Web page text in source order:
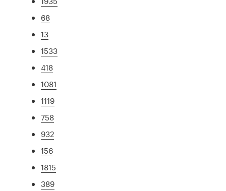
68
13
1533
418
1081
1119
758
932
156
1815
389